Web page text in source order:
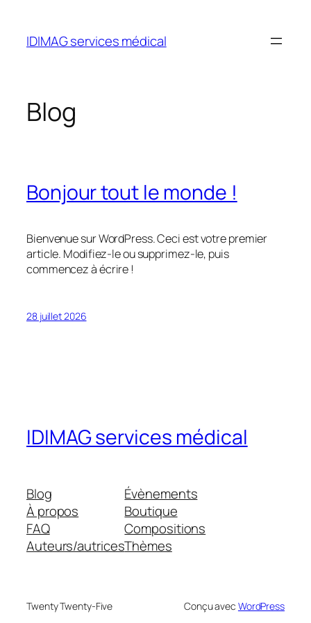
contenu
IDIMAG services médical
Blog
Bonjour tout le monde !
Bienvenue sur WordPress. Ceci est votre premier
article. Modifiez-le ou supprimez-le, puis
commencez à écrire !
28 juillet 2026
IDIMAG services médical
Blog
À propos
FAQ
Auteurs/autrices
Évènements
Boutique
Compositions
Thèmes
Twenty Twenty-Five Conçu avec WordPress